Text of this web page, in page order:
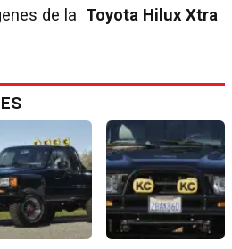
de la Toyota Hilux Xtra